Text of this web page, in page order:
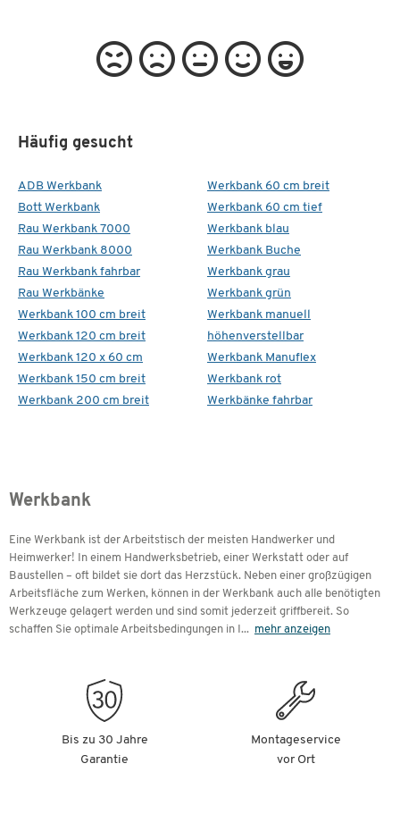
Häufig gesucht
ADB Werkbank
Bott Werkbank
Rau Werkbank 7000
Rau Werkbank 8000
Rau Werkbank fahrbar
Rau Werkbänke
Werkbank 100 cm breit
Werkbank 120 cm breit
Werkbank 120 x 60 cm
Werkbank 150 cm breit
Werkbank 200 cm breit
Werkbank 60 cm breit
Werkbank 60 cm tief
Werkbank blau
Werkbank Buche
Werkbank grau
Werkbank grün
Werkbank manuell
höhenverstellbar
Werkbank Manuflex
Werkbank rot
Werkbänke fahrbar
Werkbank
Eine Werkbank ist der Arbeitstisch der meisten Handwerker und
Heimwerker! In einem Handwerksbetrieb, einer Werkstatt oder auf
Baustellen – oft bildet sie dort das Herzstück. Neben einer großzügigen
Arbeitsfläche zum Werken, können in der Werkbank auch alle benötigten
Werkzeuge gelagert werden und sind somit jederzeit griffbereit. So
schaffen Sie optimale Arbeitsbedingungen in I ... mehr anzeigen
Bis zu 30 Jahre
Garantie
Montageservice
vor Ort